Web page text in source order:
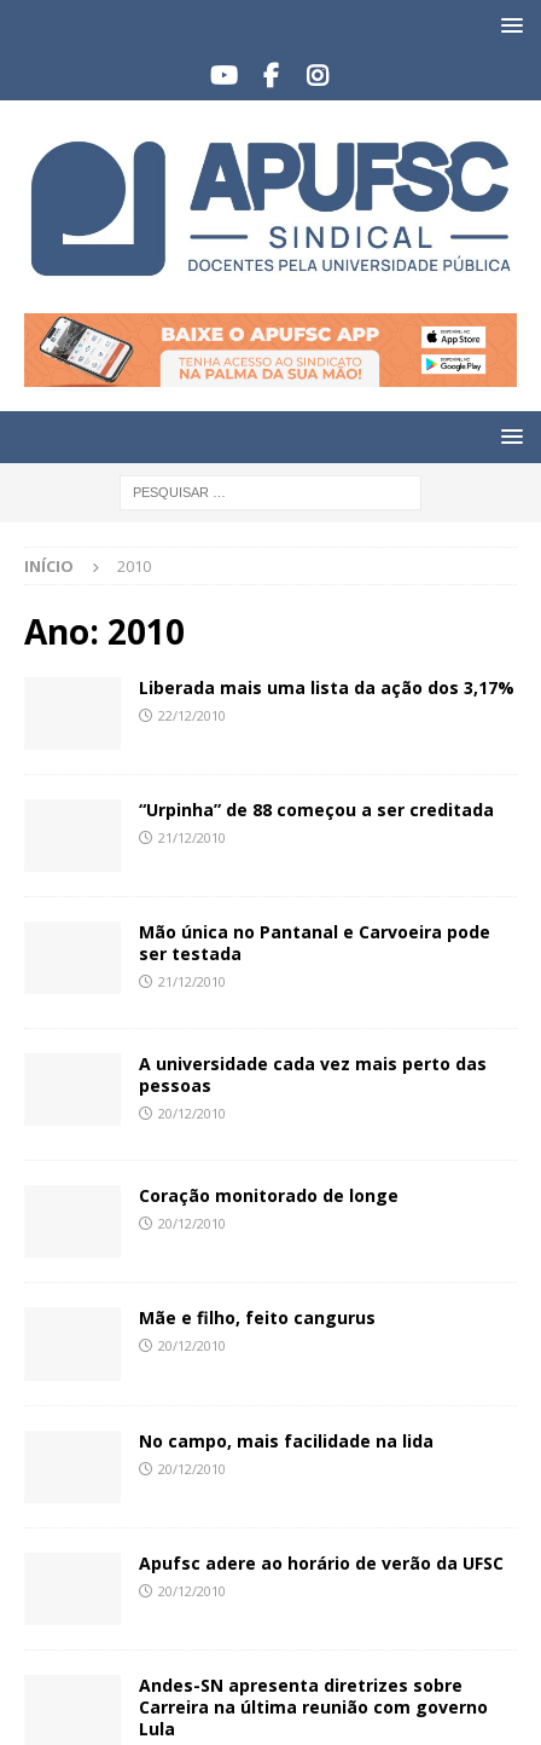
INÍCIO 2010
Ano: 2010
Liberada mais uma lista da ação dos 3,17%
22/12/2010
“Urpinha” de 88 começou a ser creditada
21/12/2010
Mão única no Pantanal e Carvoeira pode
ser testada
21/12/2010
A universidade cada vez mais perto das
pessoas
20/12/2010
Coração monitorado de longe
20/12/2010
Mãe e filho, feito cangurus
20/12/2010
No campo, mais facilidade na lida
20/12/2010
Apufsc adere ao horário de verão da UFSC
20/12/2010
Andes-SN apresenta diretrizes sobre
Carreira na última reunião com governo
Lula